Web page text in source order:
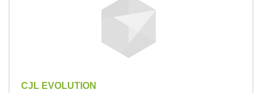
CJL EVOLUTION